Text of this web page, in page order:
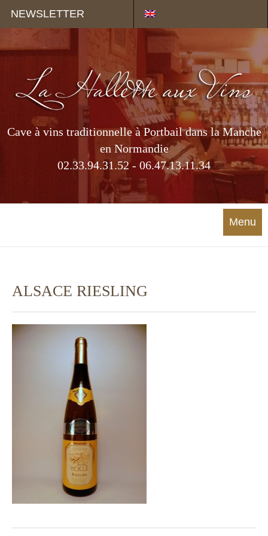
NEWSLETTER
Cave à vins traditionnelle à Portbail dans la Manche
en Normandie
02.33.94.31.52 - 06.47.13.11.34
Menu
ALSACE RIESLING
Panneau de gestion des cookies